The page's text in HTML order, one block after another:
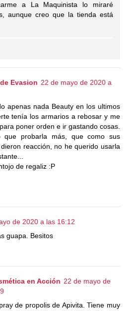
a La Maquinista lo miraré
aunque creo que la tienda está
Evasion 22 de mayo de 2020 a
apenas nada Beauty en los ultimos
tenía los armarios a rebosar y me
poner orden e ir gastando cosas.
que probarla más, que como sus
reacción, no he querido usarla
de regaliz :P
de 2020 a las 16:12
guapa. Besitos
en Acción 22 de mayo de
de propolis de Apivita. Tiene muy